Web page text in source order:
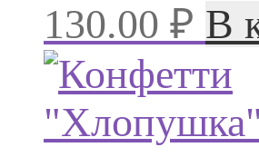
130.00 ₽ В